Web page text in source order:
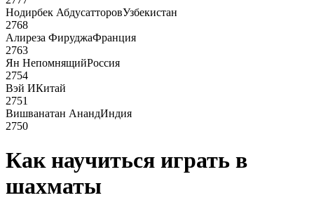
Нодирбек АбдусатторовУзбекистан
2768
Алиреза ФируджаФранция
2763
Ян НепомнящийРоссия
2754
Вэй ИКитай
2751
Вишванатан АнандИндия
2750
Как научиться играть в
шахматы